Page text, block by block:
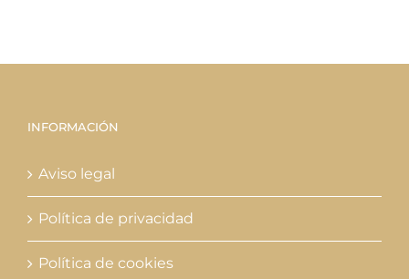
INFORMACIÓN
Aviso legal
Política de privacidad
Política de cookies